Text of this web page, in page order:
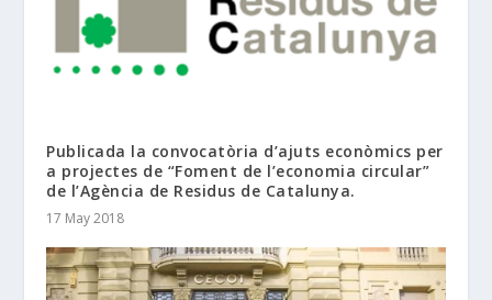
Publicada la convocatòria d’ajuts econòmics per
a projectes de “Foment de l’economia circular”
de l’Agència de Residus de Catalunya.
17 May 2018